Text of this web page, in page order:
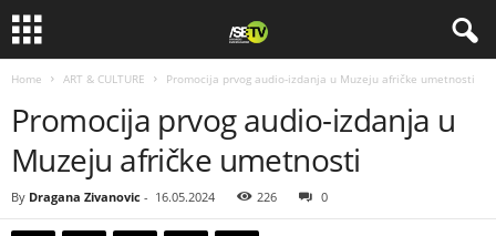
Home ART & CULTURE Promocija prvog audio-izdanja u Muzeju afričke umetnosti
Promocija prvog audio-izdanja u
Muzeju afričke umetnosti
By Dragana Zivanovic - 16.05.2024 226 0